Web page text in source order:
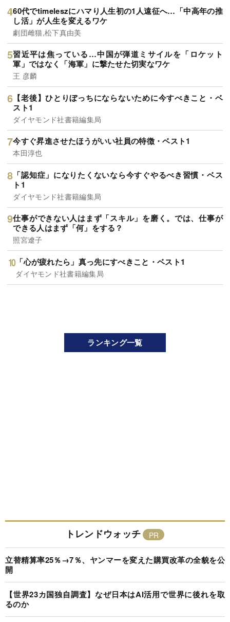
60代でtimeleszにハマり人生初の1人遠征へ…「中高年の推
し活」が人生を変えるワケ
劇団雌猫,松下真由美
習近平は焦っている…中国が弾道ミサイルを「ロケット
軍」ではなく「海軍」に撃たせた切実なワケ
王 彦麟
【老後】ひとりぼっちにならないために今すべきこと・ベ
スト1
ダイヤモンド社書籍編集局
今すぐ昇進させたほうがいい社員の特徴・ベスト1
本田淳也
「認知症」になりたくないなら今すぐやるべき習慣・ベス
ト1
ダイヤモンド社書籍編集局
仕事ができない人はまず「スキル」を磨く。では、仕事が
できる人はまず「何」をする？
照宮遼子
「心が疲れたら」真っ先にすべきこと・ベスト1
ダイヤモンド社書籍編集局
ランキング一覧
トレンドウォッチ
立替精算率25％→7％、ヤンマーを変えた購買改革の全貌を公
開
【世界23カ国独自調査】なぜ日本はAI活用で世界に後れを取
るのか